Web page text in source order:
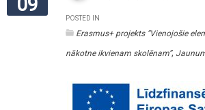
POSTED IN
Erasmus+ projekts “Vienojošie
nākotne ikvienam skolēnam”,